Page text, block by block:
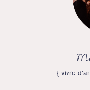
{ vivre